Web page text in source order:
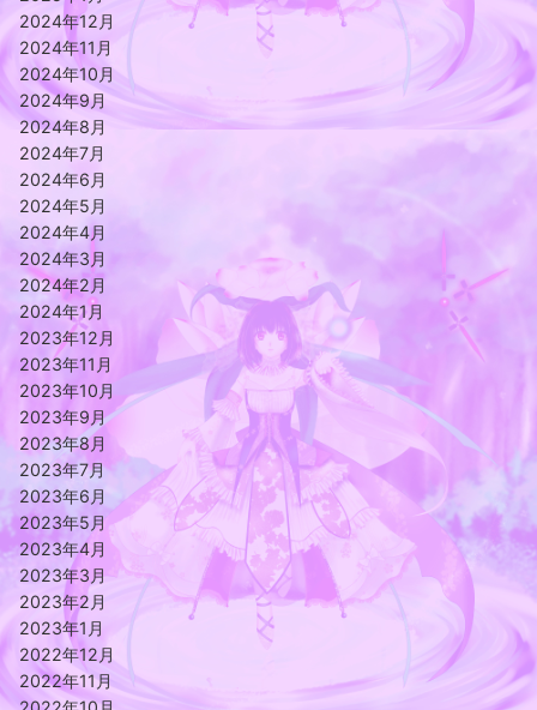
2024年12月
2024年11月
2024年10月
2024年9月
2024年8月
2024年7月
2024年6月
2024年5月
2024年4月
2024年3月
2024年2月
2024年1月
2023年12月
2023年11月
2023年10月
2023年9月
2023年8月
2023年7月
2023年6月
2023年5月
2023年4月
2023年3月
2023年2月
2023年1月
2022年12月
2022年11月